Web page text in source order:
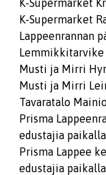
K-Supermarket
K-Supermarket
Lappeenrannan
Lemmikkitarvike
Musti ja Mirri
Musti ja Mirri
Tavaratalo
Prisma
edustajia
Prisma Lappee
edustajia